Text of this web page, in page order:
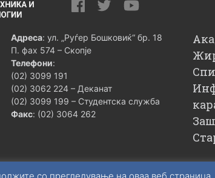
Адреса: ул. „Руѓер Бошковиќ“ бр. 18
П. фах 574 – Скопје
Телефони:
(02) 3099 191
(02) 3062 224 – Деканат
(02) 3099 199 – Студентска служба
Факс: (02) 3064 262